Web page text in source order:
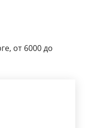
от 6000 до